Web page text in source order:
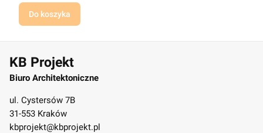
Do koszyka
KB Projekt
Biuro Architektoniczne
ul. Cystersów 7B
31-553 Kraków
kbprojekt@kbprojekt.pl